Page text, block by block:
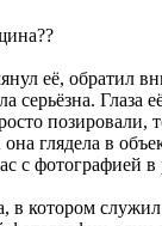
её, обратил
серьёзна. Глаза
глядела в
с фотографией в
в котором